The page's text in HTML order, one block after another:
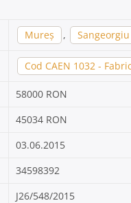
Mureș ,
Cod CAEN 1032 -
58000 RON
45034 RON
03.06.2015
34598392
J26/548/2015